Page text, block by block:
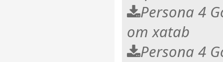
Persona 4
от xatab
Persona 4